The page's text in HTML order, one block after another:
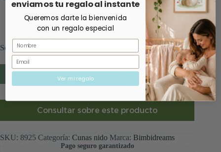
85 x 62
100% algodón
Memory Foam
Solo quedan 1 disponibles
Añadir al carrito
Consultar sobre este producto
SKU: 8925 Categoría: Cunas nido Marca: Bimbidreams
Pago seguro garantizado
enviamos tu regalo al instante
Queremos darte la bienvenida
con un regalo especial
Nombre
Email
Ver mi regalo